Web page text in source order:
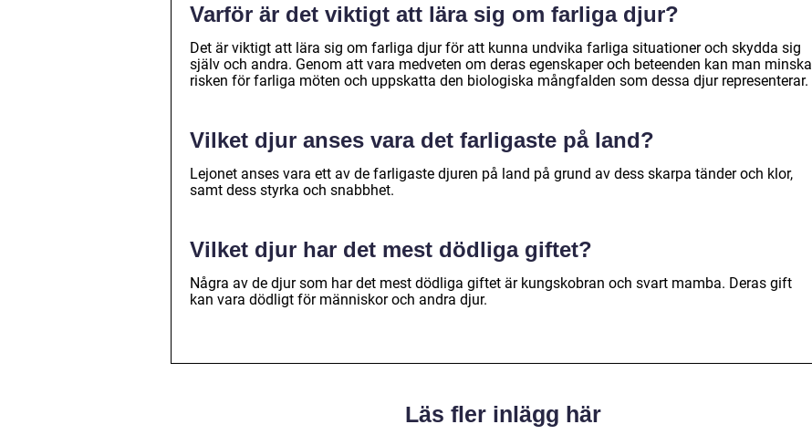
Varför är det viktigt att lära sig om farliga djur?
Det är viktigt att lära sig om farliga djur för att kunna undvika farliga situationer och skydda sig
själv och andra. Genom att vara medveten om deras egenskaper och beteenden kan man minska
risken för farliga möten och uppskatta den biologiska mångfalden som dessa djur representerar.
Vilket djur anses vara det farligaste på land?
Lejonet anses vara ett av de farligaste djuren på land på grund av dess skarpa tänder och klor,
samt dess styrka och snabbhet.
Vilket djur har det mest dödliga giftet?
Några av de djur som har det mest dödliga giftet är kungskobran och svart mamba. Deras gift
kan vara dödligt för människor och andra djur.
Läs fler inlägg här